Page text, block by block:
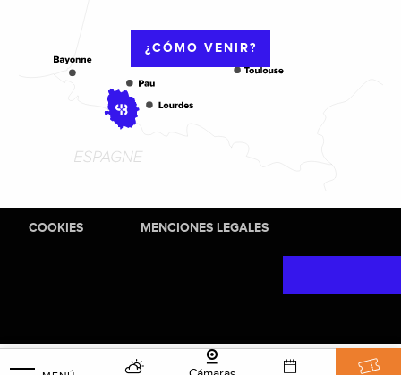
¿CÓMO VENIR?
COOKIES MENCIONES LEGALES